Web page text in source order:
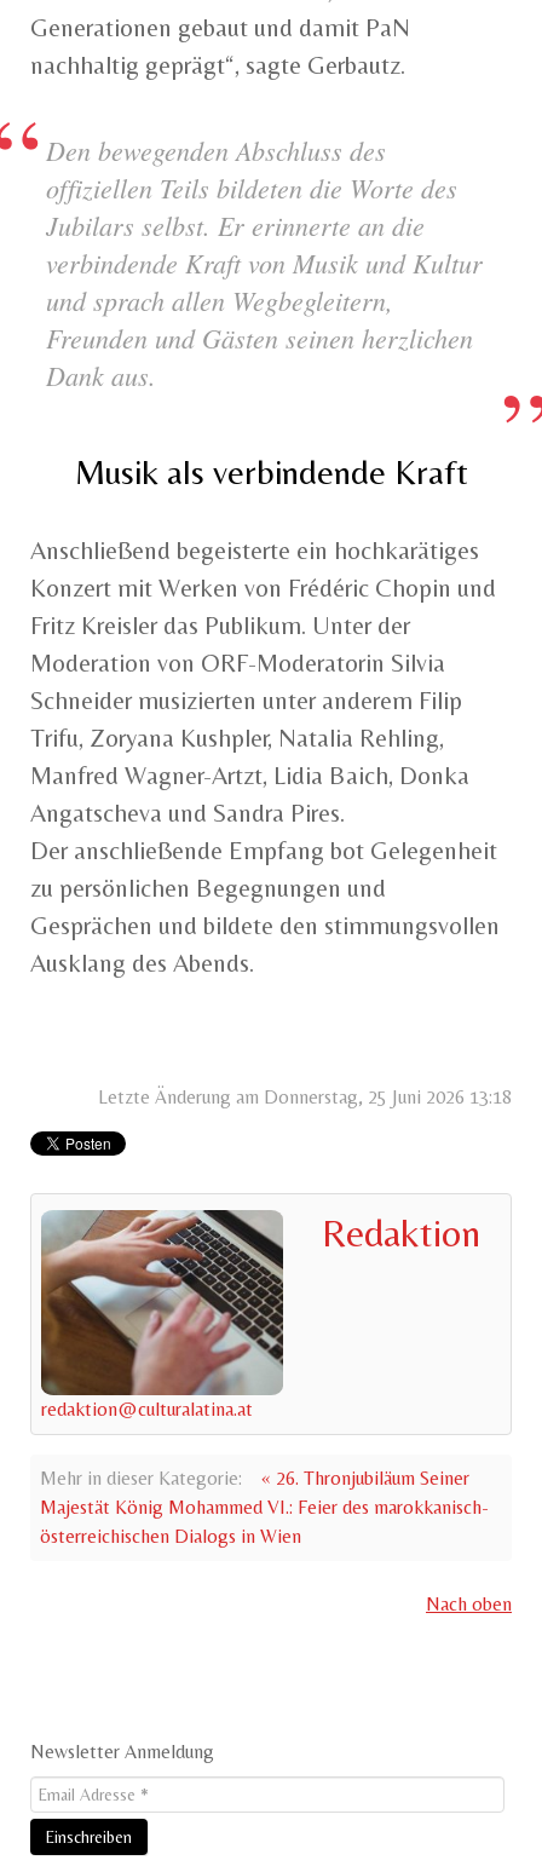
Generationen gebaut und damit PaN
nachhaltig geprägt“, sagte Gerbautz.
Den bewegenden Abschluss des
offiziellen Teils bildeten die Worte des
Jubilars selbst. Er erinnerte an die
verbindende Kraft von Musik und Kultur
und sprach allen Wegbegleitern,
Freunden und Gästen seinen herzlichen
Dank aus.
Musik als verbindende Kraft
Anschließend begeisterte ein hochkarätiges
Konzert mit Werken von Frédéric Chopin und
Fritz Kreisler das Publikum. Unter der
Moderation von ORF-Moderatorin Silvia
Schneider musizierten unter anderem Filip
Trifu, Zoryana Kushpler, Natalia Rehling,
Manfred Wagner-Artzt, Lidia Baich, Donka
Angatscheva und Sandra Pires.
Der anschließende Empfang bot Gelegenheit
zu persönlichen Begegnungen und
Gesprächen und bildete den stimmungsvollen
Ausklang des Abends.
Letzte Änderung am Donnerstag, 25 Juni 2026 13:18
Redaktion
redaktion@culturalatina.at
Mehr in dieser Kategorie:
« 26. Thronjubiläum Seiner
Majestät König Mohammed VI.: Feier des marokkanisch-
österreichischen Dialogs in Wien
Nach oben
Newsletter Anmeldung